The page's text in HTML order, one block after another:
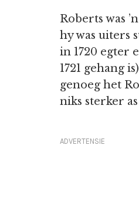
Roberts was
hy was uiters
in 1720 egter
1721 gehang
genoeg het
niks sterker
ADVERTENSIE